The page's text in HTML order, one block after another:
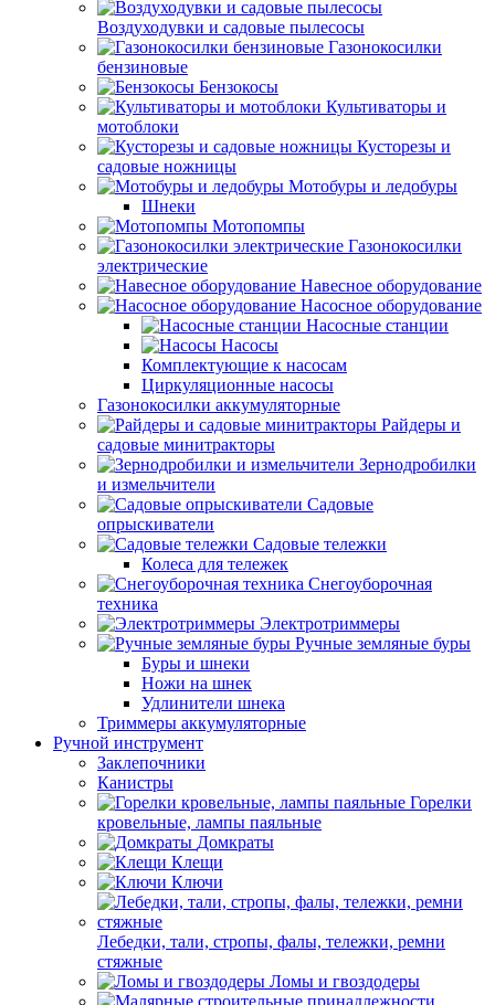
Воздуходувки и садовые пылесосы
Газонокосилки
бензиновые
Бензокосы
Культиваторы и
мотоблоки
Кусторезы и
садовые ножницы
Мотобуры и ледобуры
Шнеки
Мотопомпы
Газонокосилки
электрические
Навесное оборудование
Насосное оборудование
Насосные станции
Насосы
Комплектующие к насосам
Циркуляционные насосы
Газонокосилки аккумуляторные
Райдеры и
садовые минитракторы
Зернодробилки
и измельчители
Садовые
опрыскиватели
Садовые тележки
Колеса для тележек
Снегоуборочная
техника
Электротриммеры
Ручные земляные буры
Буры и шнеки
Ножи на шнек
Удлинители шнека
Триммеры аккумуляторные
Ручной инструмент
Заклепочники
Канистры
Горелки
кровельные, лампы паяльные
Домкраты
Клещи
Ключи
Лебедки, тали, стропы, фалы, тележки, ремни
стяжные
Ломы и гвоздодеры